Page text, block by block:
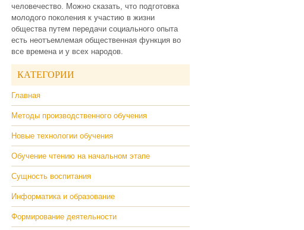
человечество. Можно сказать, что подготовка
молодого поколения к участию в жизни
общества путем передачи социального опыта
есть неотъемлемая общественная функция во
все времена и у всех народов.
КАТЕГОРИИ
Главная
Методы производственного обучения
Новые технологии обучения
Обучение чтению на начальном этапе
Сущность воспитания
Информатика и образование
Формирование деятельности